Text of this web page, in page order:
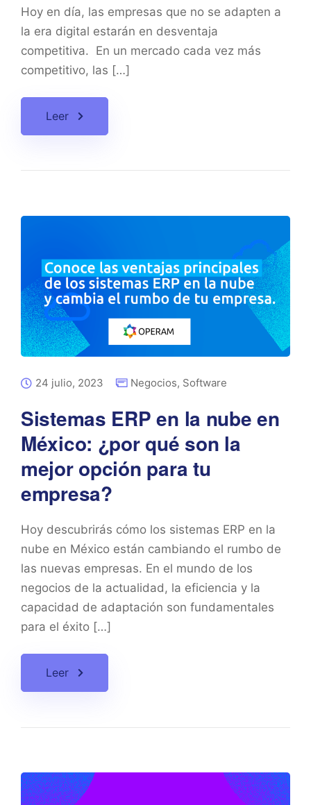
Hoy en día, las empresas que no se adapten a
la era digital estarán en desventaja
competitiva. En un mercado cada vez más
competitivo, las […]
Leer
24 julio, 2023 Negocios, Software
Sistemas ERP en la nube en
México: ¿por qué son la
mejor opción para tu
empresa?
Hoy descubrirás cómo los sistemas ERP en la
nube en México están cambiando el rumbo de
las nuevas empresas. En el mundo de los
negocios de la actualidad, la eficiencia y la
capacidad de adaptación son fundamentales
para el éxito […]
Leer